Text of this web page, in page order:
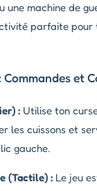
une machine de
parfaite pour
Commandes et
: Utilise ton
les cuissons et
gauche.
(Tactile) : Le jeu